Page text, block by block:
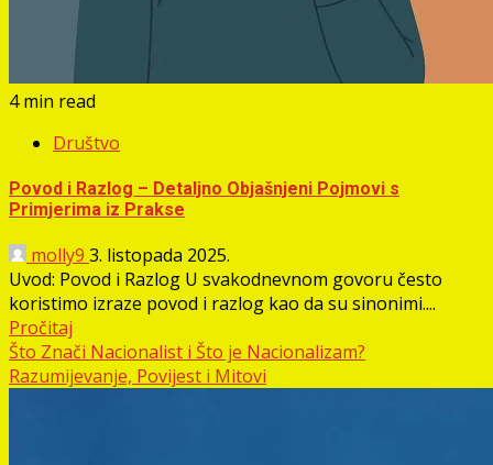
4 min read
Društvo
Povod i Razlog – Detaljno Objašnjeni Pojmovi s
Primjerima iz Prakse
molly9 3. listopada 2025.
Uvod: Povod i Razlog U svakodnevnom govoru često
koristimo izraze povod i razlog kao da su sinonimi....
Pročitaj
Što Znači Nacionalist i Što je Nacionalizam?
Razumijevanje, Povijest i Mitovi